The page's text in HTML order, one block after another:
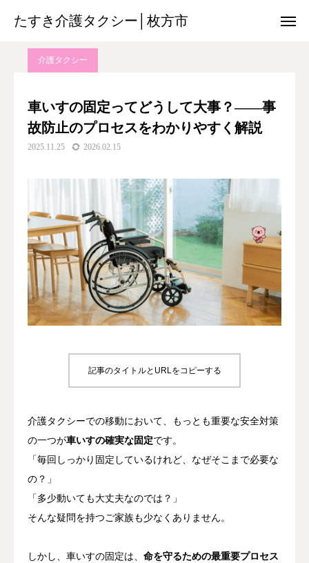
たすき介護タクシー│枚方市
ブログ 介護タクシー 車いすの固定ってどうして大事？――事故防止のプロセスをわかりやすく解説
介護タクシー
車いすの固定ってどうして大事？――事
故防止のプロセスをわかりやすく解説
2025.11.25 2026.02.15
記事のタイトルとURLをコピーする
介護タクシーでの移動において、もっとも重要な安全対策
の一つが車いすの確実な固定です。
「毎回しっかり固定しているけれど、なぜそこまで必要な
の？」
「多少動いても大丈夫なのでは？」
そんな疑問を持つご家族も少なくありません。
しかし、車いすの固定は、 命を守るための最重要プロセス
たすき介護タクシー│枚方市
チ ラ シ
保 険 外 サ ー ビ ス
料金のご案内
各関係機関の方へ